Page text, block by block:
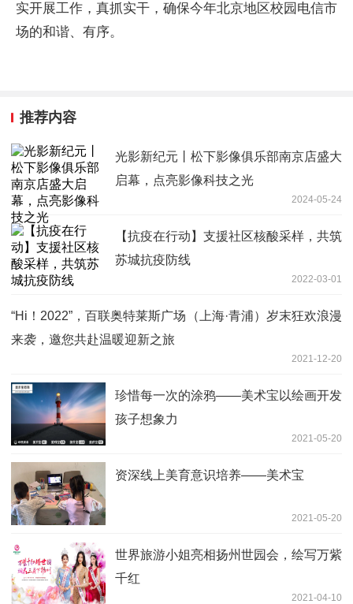
实开展工作，真抓实干，确保今年北京地区校园电信市
场的和谐、有序。
推荐内容
光影新纪元丨松下影像俱乐部南京店盛大
启幕，点亮影像科技之光
2024-05-24
【抗疫在行动】支援社区核酸采样，共筑
苏城抗疫防线
2022-03-01
“Hi！2022”，百联奥特莱斯广场（上海·青浦）岁末狂欢浪漫
来袭，邀您共赴温暖迎新之旅
2021-12-20
珍惜每一次的涂鸦——美术宝以绘画开发
孩子想象力
2021-05-20
资深线上美育意识培养——美术宝
2021-05-20
世界旅游小姐亮相扬州世园会，绘写万紫
千红
2021-04-10